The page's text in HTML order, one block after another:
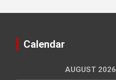
Calendar
AUGUST 2026